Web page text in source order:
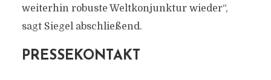
weiterhin robuste Weltkonjunktur wieder“,
sagt Siegel abschließend.
PRESSEKONTAKT